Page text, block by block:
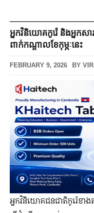
អ្នកវិនិយោគកូរ៉េ និងអ្នកស
ពាក់កណ្ដាលខែកុម្ភៈនេះ
FEBRUARY 9, 2026 BY
អ្នកវិនិយោគជនជាតិកូរ៉េខា